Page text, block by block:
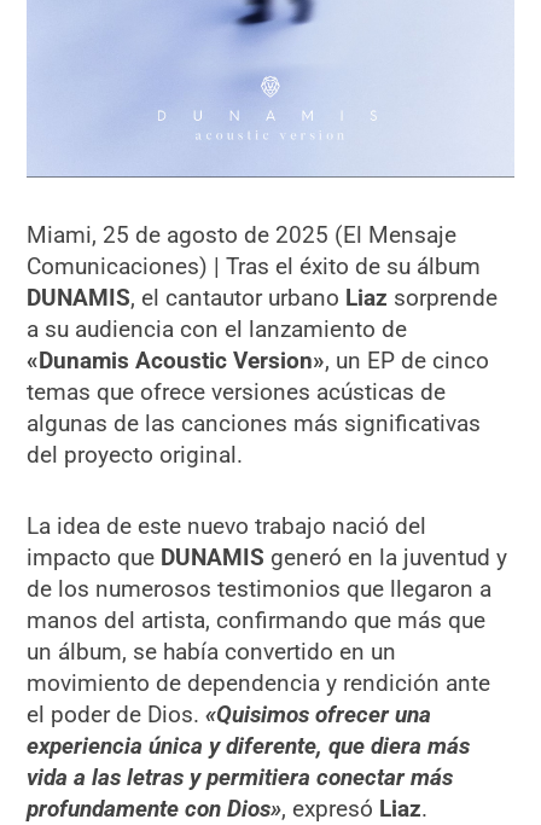
Miami, 25 de agosto de 2025 (El Mensaje
Comunicaciones) | Tras el éxito de su álbum
DUNAMIS, el cantautor urbano Liaz sorprende
a su audiencia con el lanzamiento de
«Dunamis Acoustic Version», un EP de cinco
temas que ofrece versiones acústicas de
algunas de las canciones más significativas
del proyecto original.
La idea de este nuevo trabajo nació del
impacto que DUNAMIS generó en la juventud y
de los numerosos testimonios que llegaron a
manos del artista, confirmando que más que
un álbum, se había convertido en un
movimiento de dependencia y rendición ante
el poder de Dios.«Quisimos ofrecer una
experiencia única y diferente, que diera más
vida a las letras y permitiera conectar más
profundamente con Dios», expresó Liaz.